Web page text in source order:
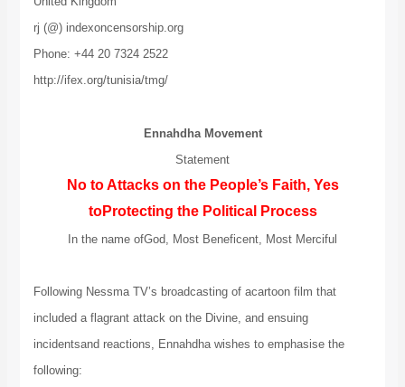
rj (@) indexoncensorship.org
Phone: +44 20 7324 2522
http://ifex.org/tunisia/tmg/
Ennahdha Movement
Statement
No to Attacks on the People’s Faith, Yes
toProtecting the Political Process
In the name ofGod, Most Beneficent, Most Merciful
Following Nessma TV’s broadcasting of acartoon film that
included a flagrant attack on the Divine, and ensuing
incidentsand reactions, Ennahdha wishes to emphasise the
following: